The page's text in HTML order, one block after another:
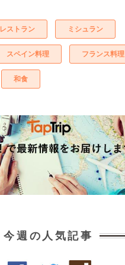
レストラン ミシュラン
スペイン料理 フランス料理
和食
今週の人気記事